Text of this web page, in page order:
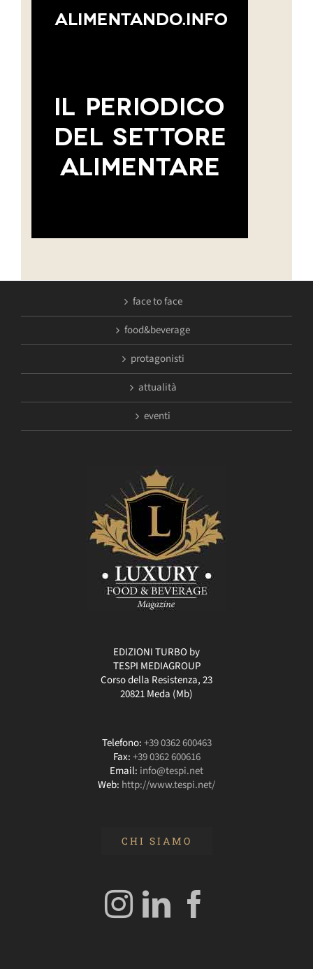
face to face
food&beverage
protagonisti
attualità
eventi
EDIZIONI TURBO by
TESPI MEDIAGROUP
Corso della Resistenza, 23
20821 Meda (Mb)
Telefono:+39 0362 600463
Fax:+39 0362 600616
Email: info@tespi.net
Web: http://www.tespi.net/
CHI SIAMO